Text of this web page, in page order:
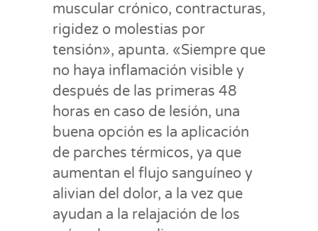
muscular crónico, contracturas,
rigidez o molestias por
tensión», apunta. «Siempre que
no haya inflamación visible y
después de las primeras 48
horas en caso de lesión, una
buena opción es la aplicación
de parches térmicos, ya que
aumentan el flujo sanguíneo y
alivian del dolor, a la vez que
ayudan a la relajación de los